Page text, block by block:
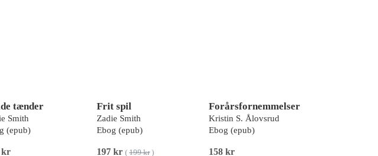
tænder
Smith
(epub)
kr
Frit spil
Zadie Smith
Ebog (epub)
197 kr ( 199 kr)
Forårsfornemmelser
Kristin S. Ålovsrud
Ebog (epub)
158 kr